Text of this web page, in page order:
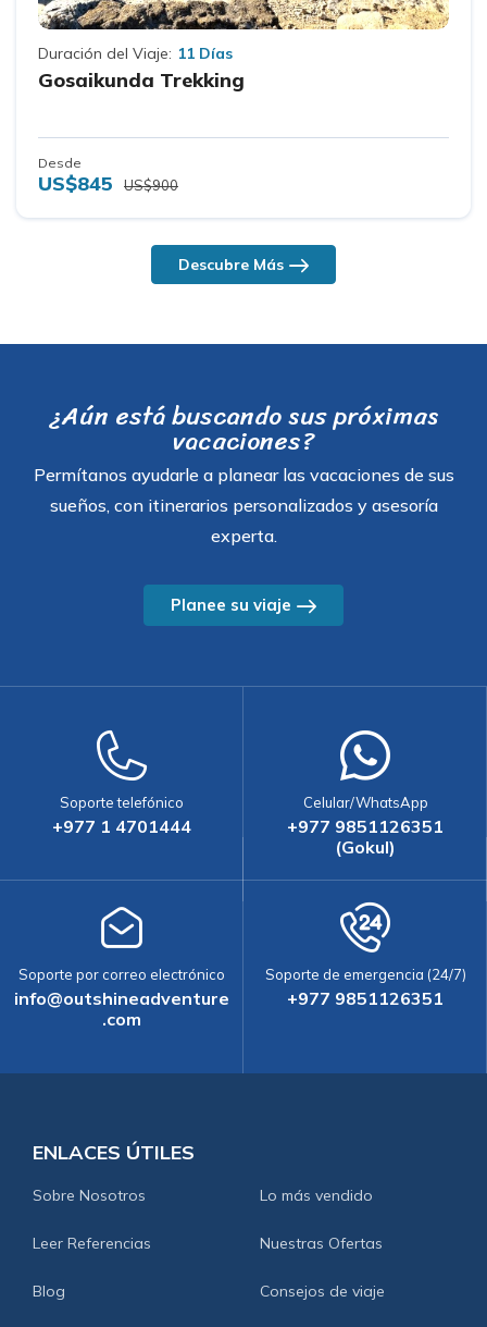
Duración del Viaje: 11 Días
Gosaikunda Trekking
Desde
US$845 US$900
Descubre Más
¿Aún está buscando sus próximas
vacaciones?
Permítanos ayudarle a planear las vacaciones de sus
sueños, con itinerarios personalizados y asesoría
experta.
Planee su viaje
Soporte telefónico
+977 1 4701444
Celular/WhatsApp
+977 9851126351
(Gokul)
Soporte por correo electrónico
info@outshineadventure
.com
Soporte de emergencia (24/7)
+977 9851126351
ENLACES ÚTILES
Sobre Nosotros Lo más vendido
Leer Referencias Nuestras Ofertas
Blog Consejos de viaje